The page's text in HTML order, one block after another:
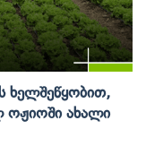
Ხელშეწყობით,
Ოჟიოში Ახალი